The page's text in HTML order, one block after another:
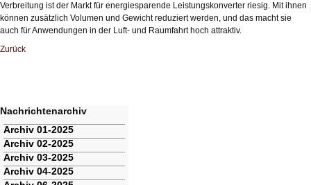
Verbreitung ist der Markt für energiesparende Leistungskonverter riesig. Mit ihnen
können zusätzlich Volumen und Gewicht reduziert werden, und das macht sie
auch für Anwendungen in der Luft- und Raumfahrt hoch attraktiv.
Zurück
Nachrichtenarchiv
Navigation
überspringen
Archiv 01-2025
Archiv 02-2025
Archiv 03-2025
Archiv 04-2025